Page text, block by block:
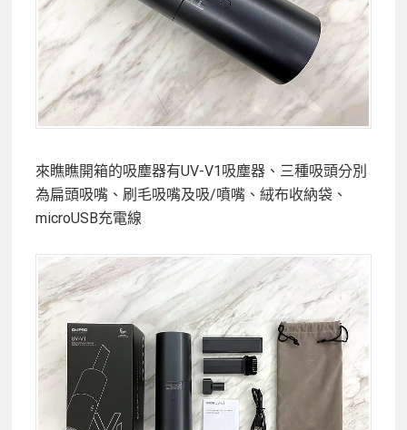
來瞧瞧開箱的吸塵器有UV-V1吸塵器、三種吸頭分別
為扁頭吸嘴、刷毛吸嘴及吸/噴嘴、絨布收納袋、
microUSB充電線